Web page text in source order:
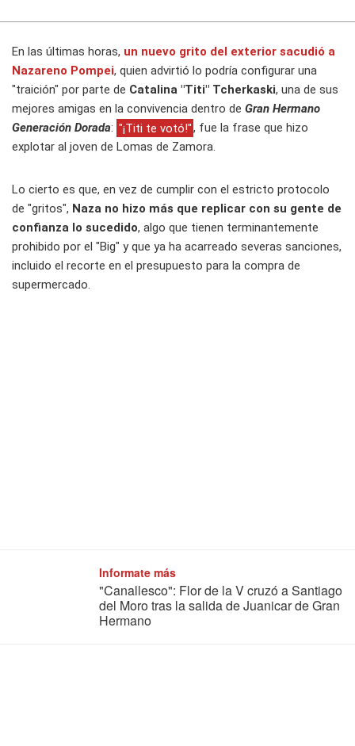
En las últimas horas, un nuevo grito del exterior sacudió a
Nazareno Pompei, quien advirtió lo podría configurar una
"traición" por parte de Catalina "Titi" Tcherkaski, una de sus
mejores amigas en la convivencia dentro de Gran Hermano
Generación Dorada: "¡Titi te votó!", fue la frase que hizo
explotar al joven de Lomas de Zamora.
Lo cierto es que, en vez de cumplir con el estricto protocolo
de "gritos", Naza no hizo más que replicar con su gente de
confianza lo sucedido, algo que tienen terminantemente
prohibido por el "Big" y que ya ha acarreado severas sanciones,
incluido el recorte en el presupuesto para la compra de
supermercado.
Informate más
"Canallesco": Flor de la V cruzó a Santiago
del Moro tras la salida de Juanicar de Gran
Hermano